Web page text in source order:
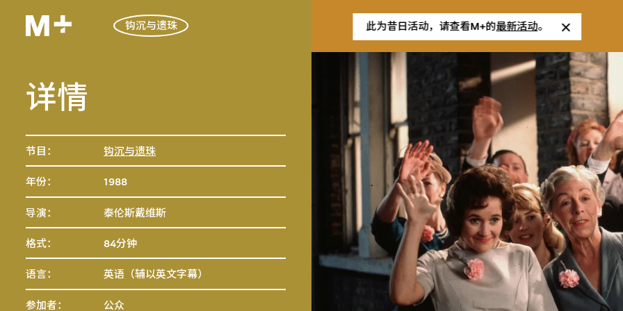
钩沉与遗珠 此为昔日活动，请查看M+的最新活动。
详情
节目： 钩沉与遗珠
年份： 1988
导演： 泰伦斯戴维斯
格式： 84分钟
语言： 英语（辅以英文字幕）
参加者： 公众